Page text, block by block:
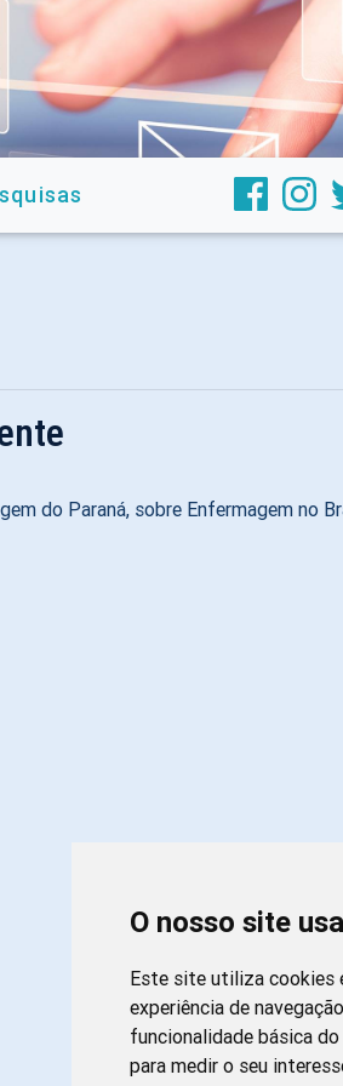
O nosso site
Este site utiliza cookies
experiência de
funcionalidade básica
para medir o seu
do Paraná, sobre Enfermagem no